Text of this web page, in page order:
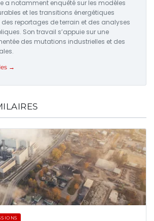
a notamment enquêté sur les modèles
et les transitions énergétiques
reportages de terrain et des analyses
Son travail s’appuie sur une
des mutations industrielles et des
→